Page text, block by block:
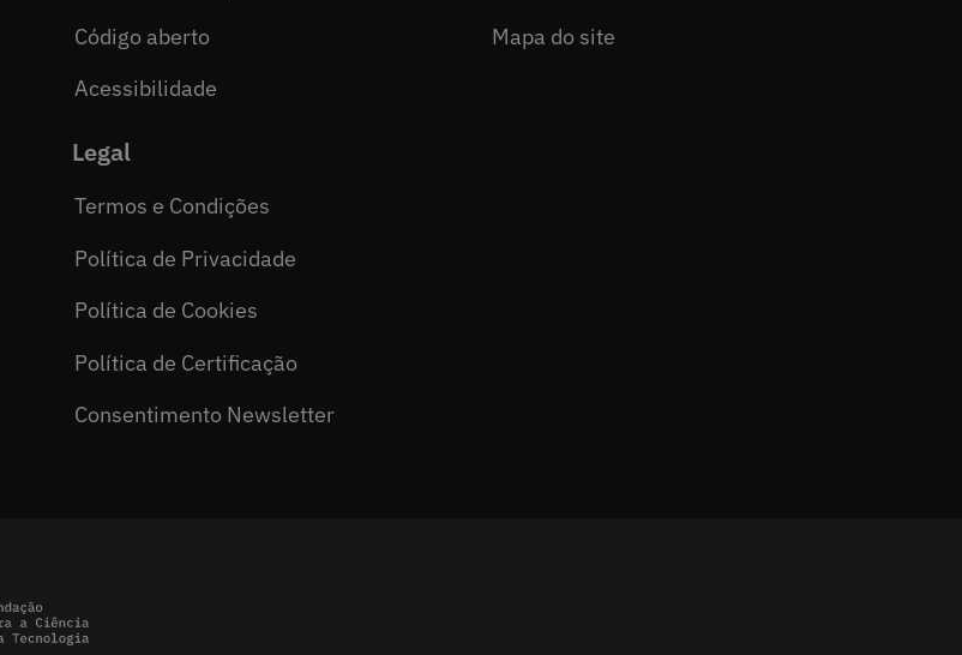
Código aberto
Acessibilidade
Mapa do site
Legal
Termos e Condições
Política de Privacidade
Política de Cookies
Política de Certificação
Consentimento Newsletter